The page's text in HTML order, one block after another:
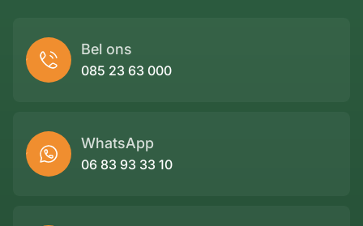
Bel ons
085 23 63 000
WhatsApp
06 83 93 33 10